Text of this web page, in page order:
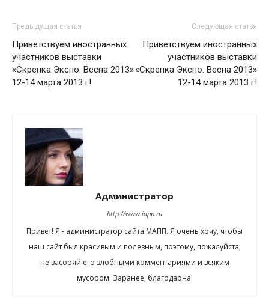
Предыдущая статья
Приветствуем иностранных
участников выставки
«Скрепка Экспо. Весна 2013»
12-14 марта 2013 г!
Следующая статья
Приветствуем иностранных
участников выставки
«Скрепка Экспо. Весна 2013»
12-14 марта 2013 г!
Администратор
http://www.iapp.ru
Привет! Я - администратор сайта МАПП. Я очень хочу, чтобы
наш сайт был красивым и полезным, поэтому, пожалуйста,
не засоряй его злобными комментариями и всяким
мусором. Заранее, благодарна!